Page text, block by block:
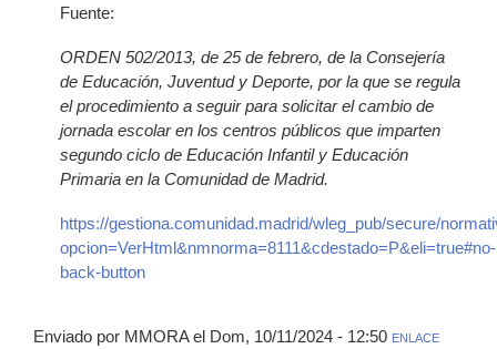
Fuente:
ORDEN 502/2013, de 25 de febrero, de la Consejería
de Educación, Juventud y Deporte, por la que se regula
el procedimiento a seguir para solicitar el cambio de
jornada escolar en los centros públicos que imparten
segundo ciclo de Educación Infantil y Educación
Primaria en la Comunidad de Madrid.
https://gestiona.comunidad.madrid/wleg_pub/secure/
opcion=VerHtml&nmnorma=8111&cdestado=P&eli=true#no-
back-button
Enviado por MMORA el Dom, 10/11/2024 - 12:50 ENLACE